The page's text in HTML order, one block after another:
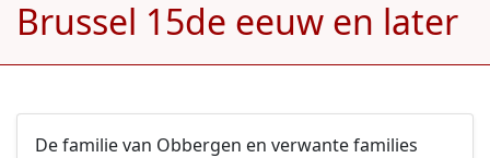
Brussel 15de eeuw en later
De familie van Obbergen en verwante families